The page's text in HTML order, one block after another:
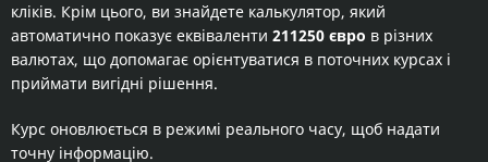
кліків. Крім цього, ви знайдете калькулятор, який
автоматично показує еквіваленти 211250 євро в різних
валютах, що допомагає орієнтуватися в поточних курсах і
приймати вигідні рішення.
Курс оновлюється в режимі реального часу, щоб надати
точну інформацію.